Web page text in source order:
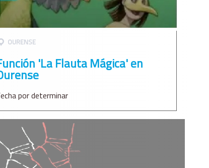
OURENSE
'La Flauta Mágica' en
por determinar